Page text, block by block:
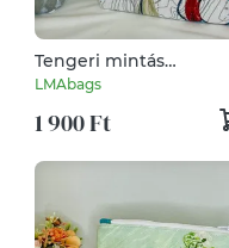
Tengeri mintás
neszesszer
LMAbags
1 900 Ft